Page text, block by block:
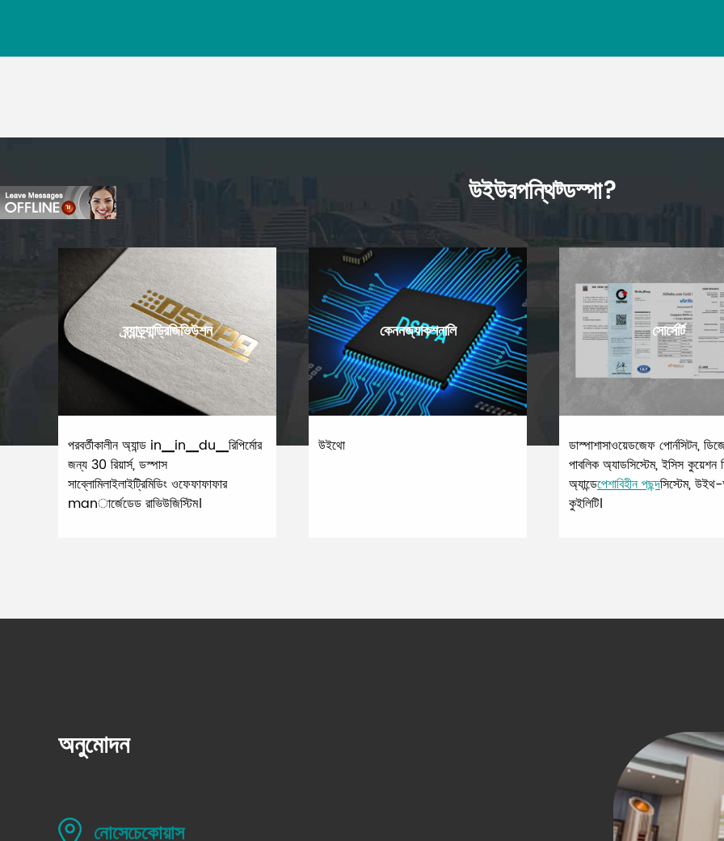
উইউরপন্থিট্ডস্পা?
ব্র্যান্ড্র্যান্ড্রিজিভিউশন
পরবর্তীকালীন অ্যান্ড in▁in▁du▁রিপির্মোর
জন্য 30 রিয়ার্স, ডস্পাস
সাব্লোমিলাইলাইট্রিমিডিং ওফেফাফাফার
manার্জেডেড রাভিউজিস্টিম।
কেননজ্যাকশনালি
উইথো
সোর্সোর্ট
ডাস্পাশাসাওয়েডজেফ পোর্নসিটন,
পাবলিক অ্যাডসিস্টেম, ইসিস কুয়েশন
অ্যান্ডেপেশাবিহীন পছন্দসিস্টেম,
কুইলিটি।
অনুমোদন
নোসেচেকোয়াস